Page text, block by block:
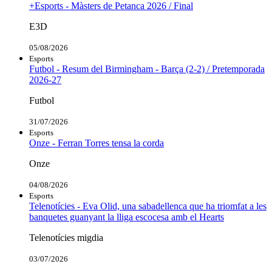
+Esports - Màsters de Petanca 2026 / Final
E3D
05/08/2026
Esports
Futbol - Resum del Birmingham - Barça (2-2) / Pretemporada
2026-27
Futbol
31/07/2026
Esports
Onze - Ferran Torres tensa la corda
Onze
04/08/2026
Esports
Telenotícies - Eva Olid, una sabadellenca que ha triomfat a les
banquetes guanyant la lliga escocesa amb el Hearts
Telenotícies migdia
03/07/2026